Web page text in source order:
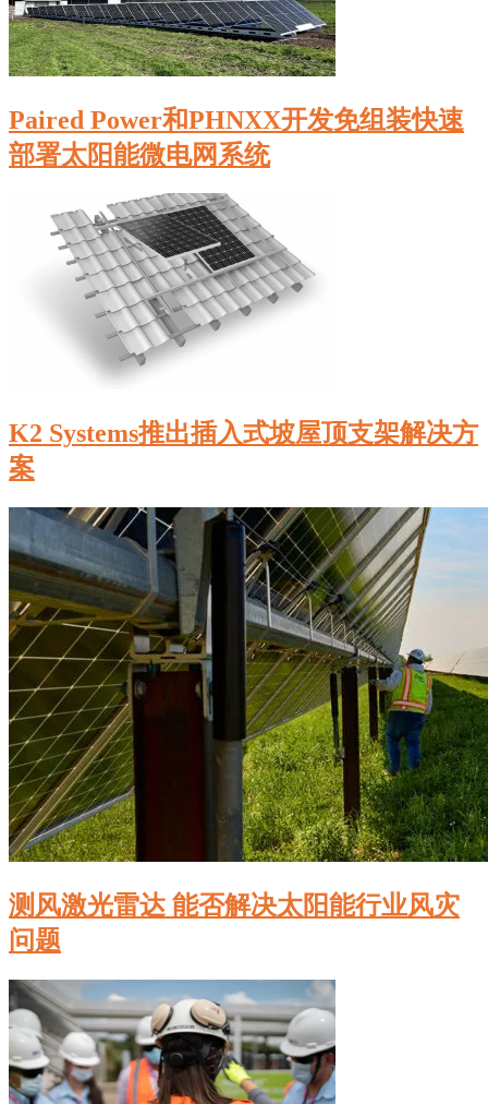
Paired Power和PHNXX开发免组装快速
部署太阳能微电网系统
K2 Systems推出插入式坡屋顶支架解决方
案
测风激光雷达 能否解决太阳能行业风灾
问题